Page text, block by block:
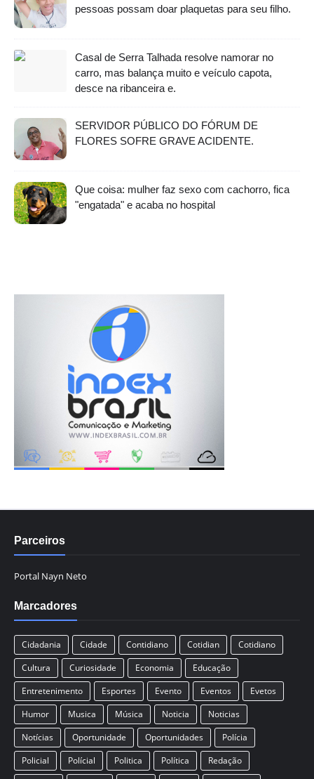
pessoas possam doar plaquetas para seu filho.
Casal de Serra Talhada resolve namorar no
carro, mas balança muito e veículo capota,
desce na ribanceira e.
SERVIDOR PÚBLICO DO FÓRUM DE
FLORES SOFRE GRAVE ACIDENTE.
Que coisa: mulher faz sexo com cachorro, fica
"engatada" e acaba no hospital
Parceiros
Portal Nayn Neto
Marcadores
Cidadania Cidade Contidiano Cotidian
Cotidiano
Cultura
Curiosidade Economia
Educação
Entretenimento
Esportes Evento Eventos
Evetos
Humor
Musica Música Noticia
Noticias
Notícias
Oportunidade Oportunidades
Polícia
Policial
Polícial Politica Política
Redação